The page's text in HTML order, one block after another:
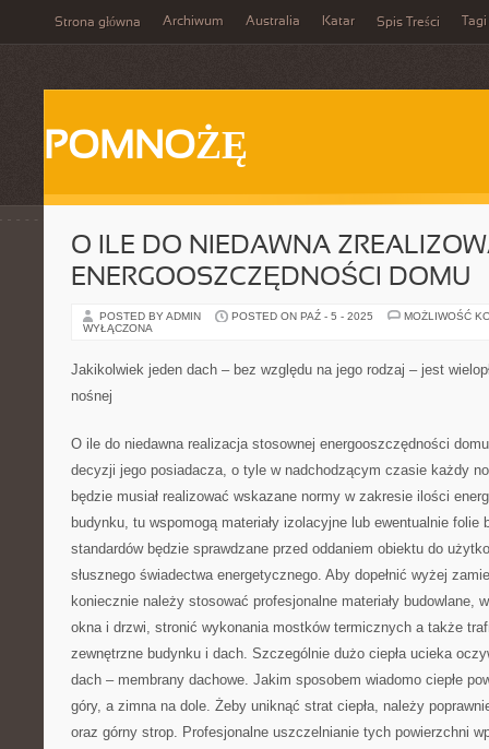
Strona główna Archiwum Australia Katar Spis Treści Tagi
POMNOŻĘ
O ILE DO NIEDAWNA
ENERGOOSZCZĘDNOŚCI DOMU
POSTED BY ADMIN POSTED ON PAŹ - 5 - 2025
MOŻLIWOŚĆ
WYŁĄCZONA
Jakikolwiek jeden dach – bez względu na jego rodzaj – jest
nośnej
O ile do niedawna realizacja stosownej energooszczędności
decyzji jego posiadacza, o tyle w nadchodzącym czasie każdy
będzie musiał realizować wskazane normy w zakresie ilości
budynku, tu wspomogą materiały izolacyjne lub ewentualnie folie
standardów będzie sprawdzane przed oddaniem obiektu do
słusznego świadectwa energetycznego. Aby dopełnić wyżej
koniecznie należy stosować profesjonalne materiały budowlane,
okna i drzwi, stronić wykonania mostków termicznych a także
zewnętrzne budynku i dach. Szczególnie dużo ciepła ucieka
dach – membrany dachowe. Jakim sposobem wiadomo ciepłe
góry, a zimna na dole. Żeby uniknąć strat ciepła, należy
oraz górny strop. Profesjonalne uszczelnianie tych powierzchni